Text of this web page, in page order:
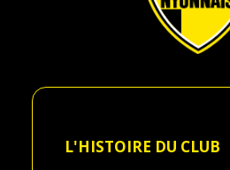
L'HISTOIRE DU CLUB